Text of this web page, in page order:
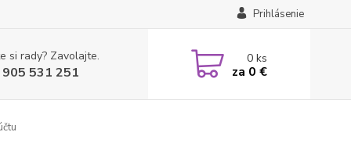
Prihlásenie
si rady? Zavolajte.
531 251
0ks
za 0 €